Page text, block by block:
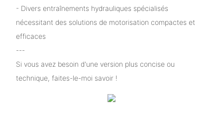
- Divers entraînements hydrauliques spécialisés
nécessitant des solutions de motorisation compactes et
efficaces
---
Si vous avez besoin d'une version plus concise ou
technique, faites-le-moi savoir !